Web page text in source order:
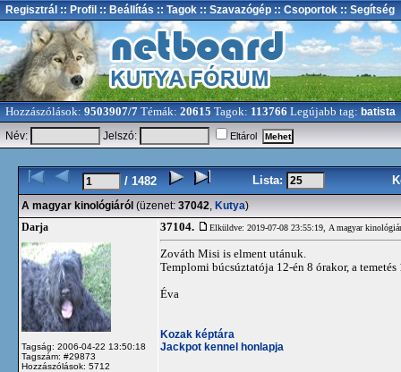
Regisztrál :: Profil :: Beállítás :: Tagok :: Szavazógép :: Csoportok :: Segítség
Hozzászólások: 9503907/7 Témák: 20615 Tagok: 113766 Legújabb tag: batista
Név:
Jelszó: Eltárol
/ 1482 Lista:
A magyar kinológiáról (üzenet: 37042, Kutya)
Darja
Tagság: 2006-04-22 13:50:18
Tagszám: #29873
Hozzászólások: 5712
37104. Elküldve: 2019-07-08 23:55:19, A magyar
Zováth Misi is elment utánuk.
Templomi búcsúztatója 12-én 8 órakor, a
Éva
Kozak képtára
Jackpot kennel honlapja